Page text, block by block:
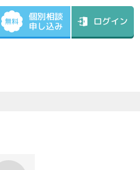
無料 個別相談
申し込み ログイン